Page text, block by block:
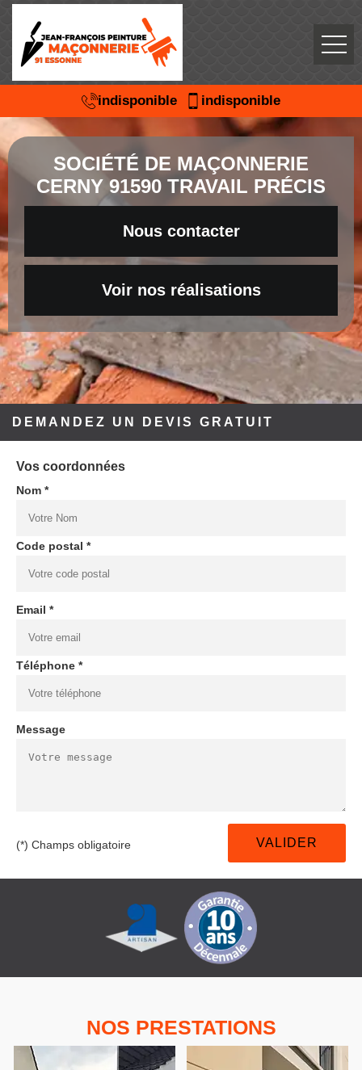
indisponible indisponible
SOCIÉTÉ DE MAÇONNERIE
CERNY 91590 TRAVAIL PRÉCIS
Nous contacter
Voir nos réalisations
DEMANDEZ UN DEVIS GRATUIT
Vos coordonnées
Nom *
Code postal *
Email *
Téléphone *
Message
(*) Champs obligatoire
NOS PRESTATIONS